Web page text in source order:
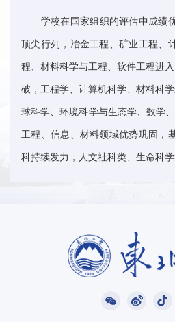
学校在国家组织的评估中成绩
顶尖行列，冶金工程、矿业工程、
程、材料科学与工程、软件工程进
破，工程学、计算机科学、材料科
球科学、环境科学与生态学、数学
工程、信息、材料领域优势巩固，
科持续发力，人文社科类、生命科学